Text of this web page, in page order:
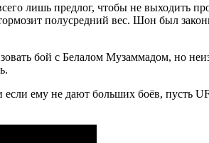
лишь предлог, чтобы не выходить
полусредний вес. Шон был
бой с Белалом Музаммадом, но
ему не дают больших боёв, пусть